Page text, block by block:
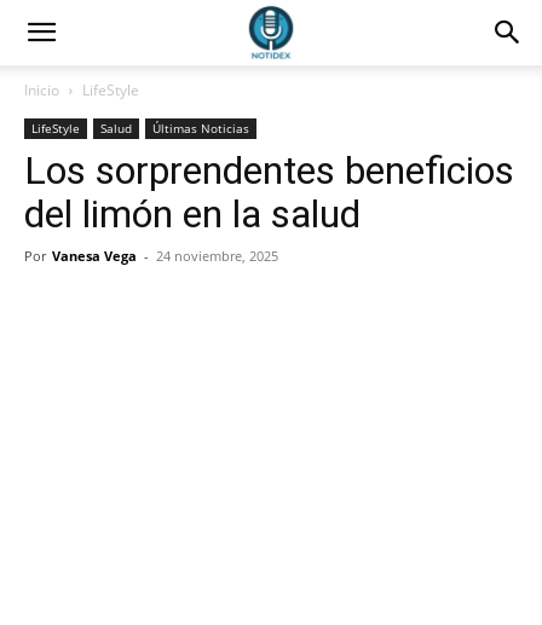
Inicio LifeStyle
LifeStyle Salud Últimas Noticias
Los sorprendentes beneficios
del limón en la salud
Por Vanesa Vega - 24 noviembre, 2025